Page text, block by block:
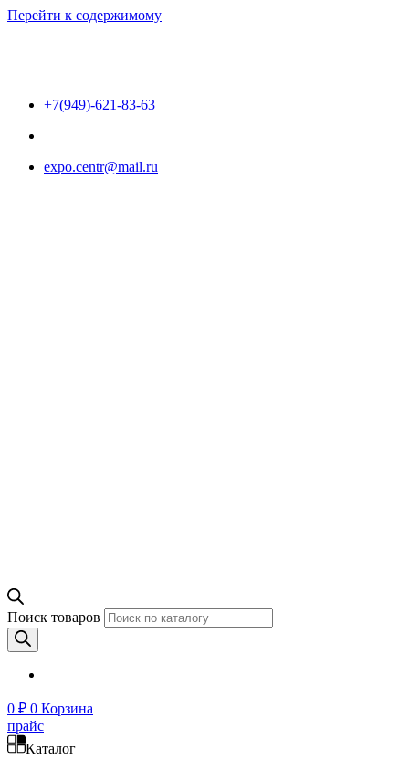
Перейти к содержимому
+7(949)-621-83-63
expo.centr@mail.ru
Поиск товаров
0 ₽ 0 Корзина
прайс
Каталог